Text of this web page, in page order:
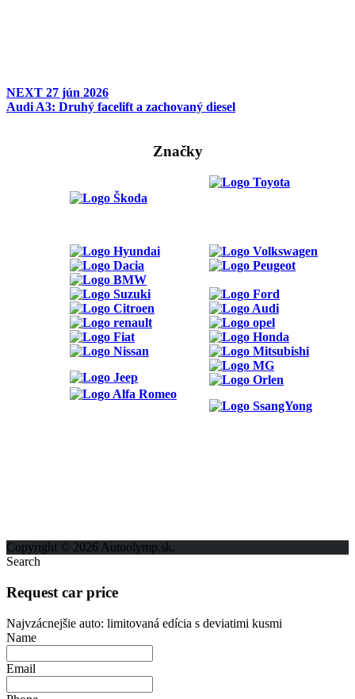
NEXT 27 jún 2026
Audi A3: Druhý facelift a zachovaný diesel
Značky
Copyright © 2026 Autoolymp.sk.
Search
Request car price
Najvzácnejšie auto: limitovaná edícia s deviatimi kusmi
Name
Email